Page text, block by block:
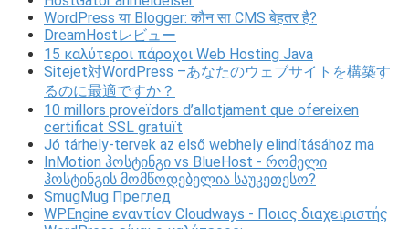
WordPress या Blogger: कौन सा CMS बेहतर है?
DreamHostレビュー
15 καλύτεροι πάροχοι Web Hosting Java
Sitejet対WordPress –あなたのウェブサイトを構築す
るのに最適ですか？
10 millors proveïdors d’allotjament que ofereixen
certificat SSL gratuït
Jó tárhely-tervek az első webhely elindításához ma
InMotion ჰოსტინგი vs BlueHost - რომელი
ჰოსტინგის მომწოდებელია საუკეთესო?
SmugMug Преглед
WPEngine εναντίον Cloudways - Ποιος διαχειριστής